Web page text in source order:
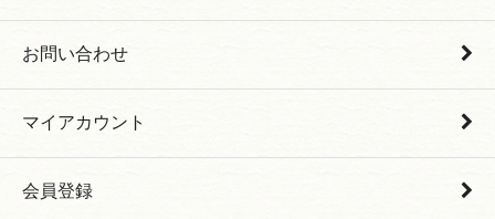
お問い合わせ
マイアカウント
会員登録